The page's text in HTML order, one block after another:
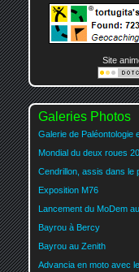
Site
Galeries Photos
Galerie de Paléontologie
Mondial du deux roues
Cendrillon, assis dans le
Exposition M76
Lancement du MoDem
Bayrou à Bercy
Bayrou au Zenith
Advancia en moto avec